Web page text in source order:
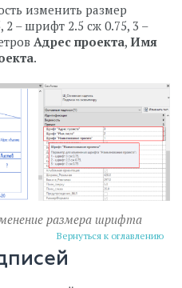
изменить размер
– шрифт 2.5 сж 0.75, 3 –
Адрес проекта, Имя
.
размера шрифта
Вернуться к оглавлению